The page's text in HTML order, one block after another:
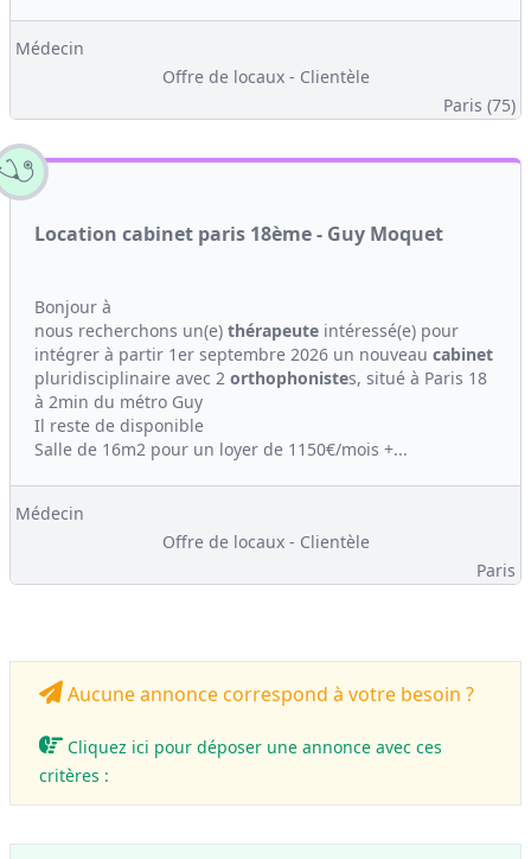
Médecin
Offre de locaux - Clientèle
Paris (75)
Location cabinet paris 18ème - Guy Moquet
Bonjour à
nous recherchons un(e) thérapeute intéressé(e) pour
intégrer à partir 1er septembre 2026 un nouveau cabinet
pluridisciplinaire avec 2 orthophonistes, situé à Paris 18
à 2min du métro Guy
Il reste de disponible
Salle de 16m2 pour un loyer de 1150€/mois +...
Médecin
Offre de locaux - Clientèle
Paris
Aucune annonce correspond à votre besoin ?
Cliquez ici pour déposer une annonce avec ces
critères :